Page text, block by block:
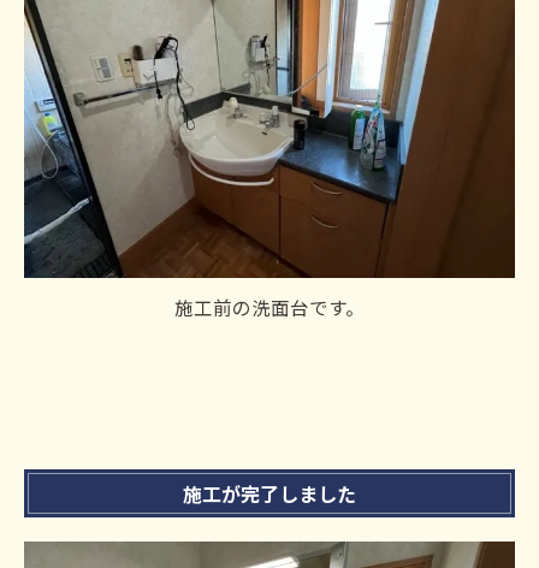
施工前の洗面台です。
施工が完了しました